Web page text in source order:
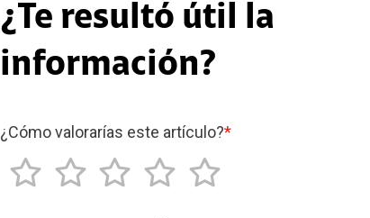
¿Te resultó útil la
información?
¿Cómo valorarías este artículo?*